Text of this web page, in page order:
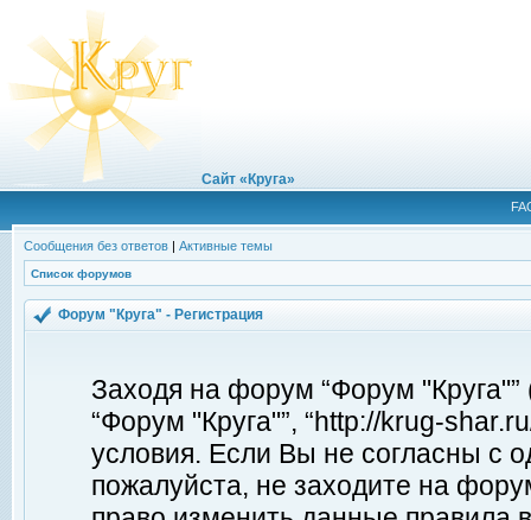
Сайт «Круга»
Сообщения без ответов | Активные темы
Список форумов
Форум "Круга" - Регистрация
Заходя на форум “Форум
“Форум "Круга"”, “http://krug-
условия. Если Вы не согласны с
пожалуйста, не заходите на